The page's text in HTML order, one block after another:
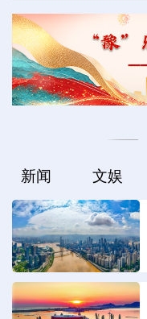
新闻 文娱